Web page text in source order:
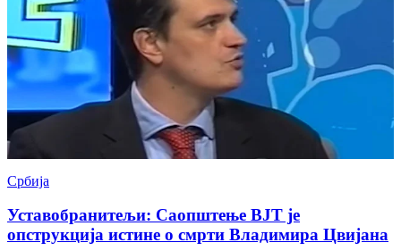
Србија
Уставобранитељи: Саопштење ВЈТ је
опструкција истине о смрти Владимира Цвијана